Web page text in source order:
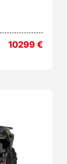
10299€